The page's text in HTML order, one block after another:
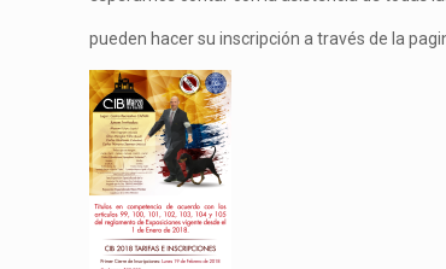
pueden hacer su inscripción a través de la